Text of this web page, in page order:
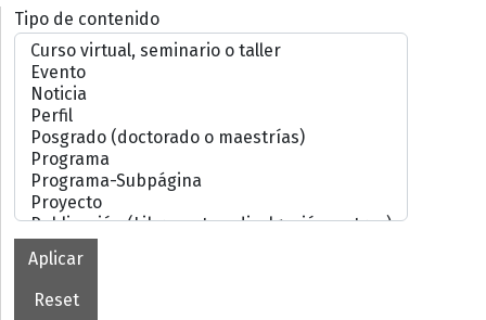
Tipo de contenido